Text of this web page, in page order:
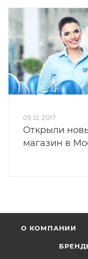
05.12.2017
Открыли
магазин в
О КОМПАНИИ